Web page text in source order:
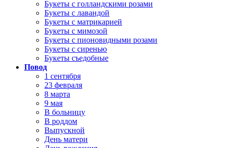
Букеты с голландскими розами
Букеты с лавандой
Букеты с матрикарией
Букеты с мимозой
Букеты с пионовидными розами
Букеты с сиренью
Букеты съедобные
Повод
1 сентября
23 февраля
8 марта
9 мая
В больницу
В роддом
Выпускной
День матери